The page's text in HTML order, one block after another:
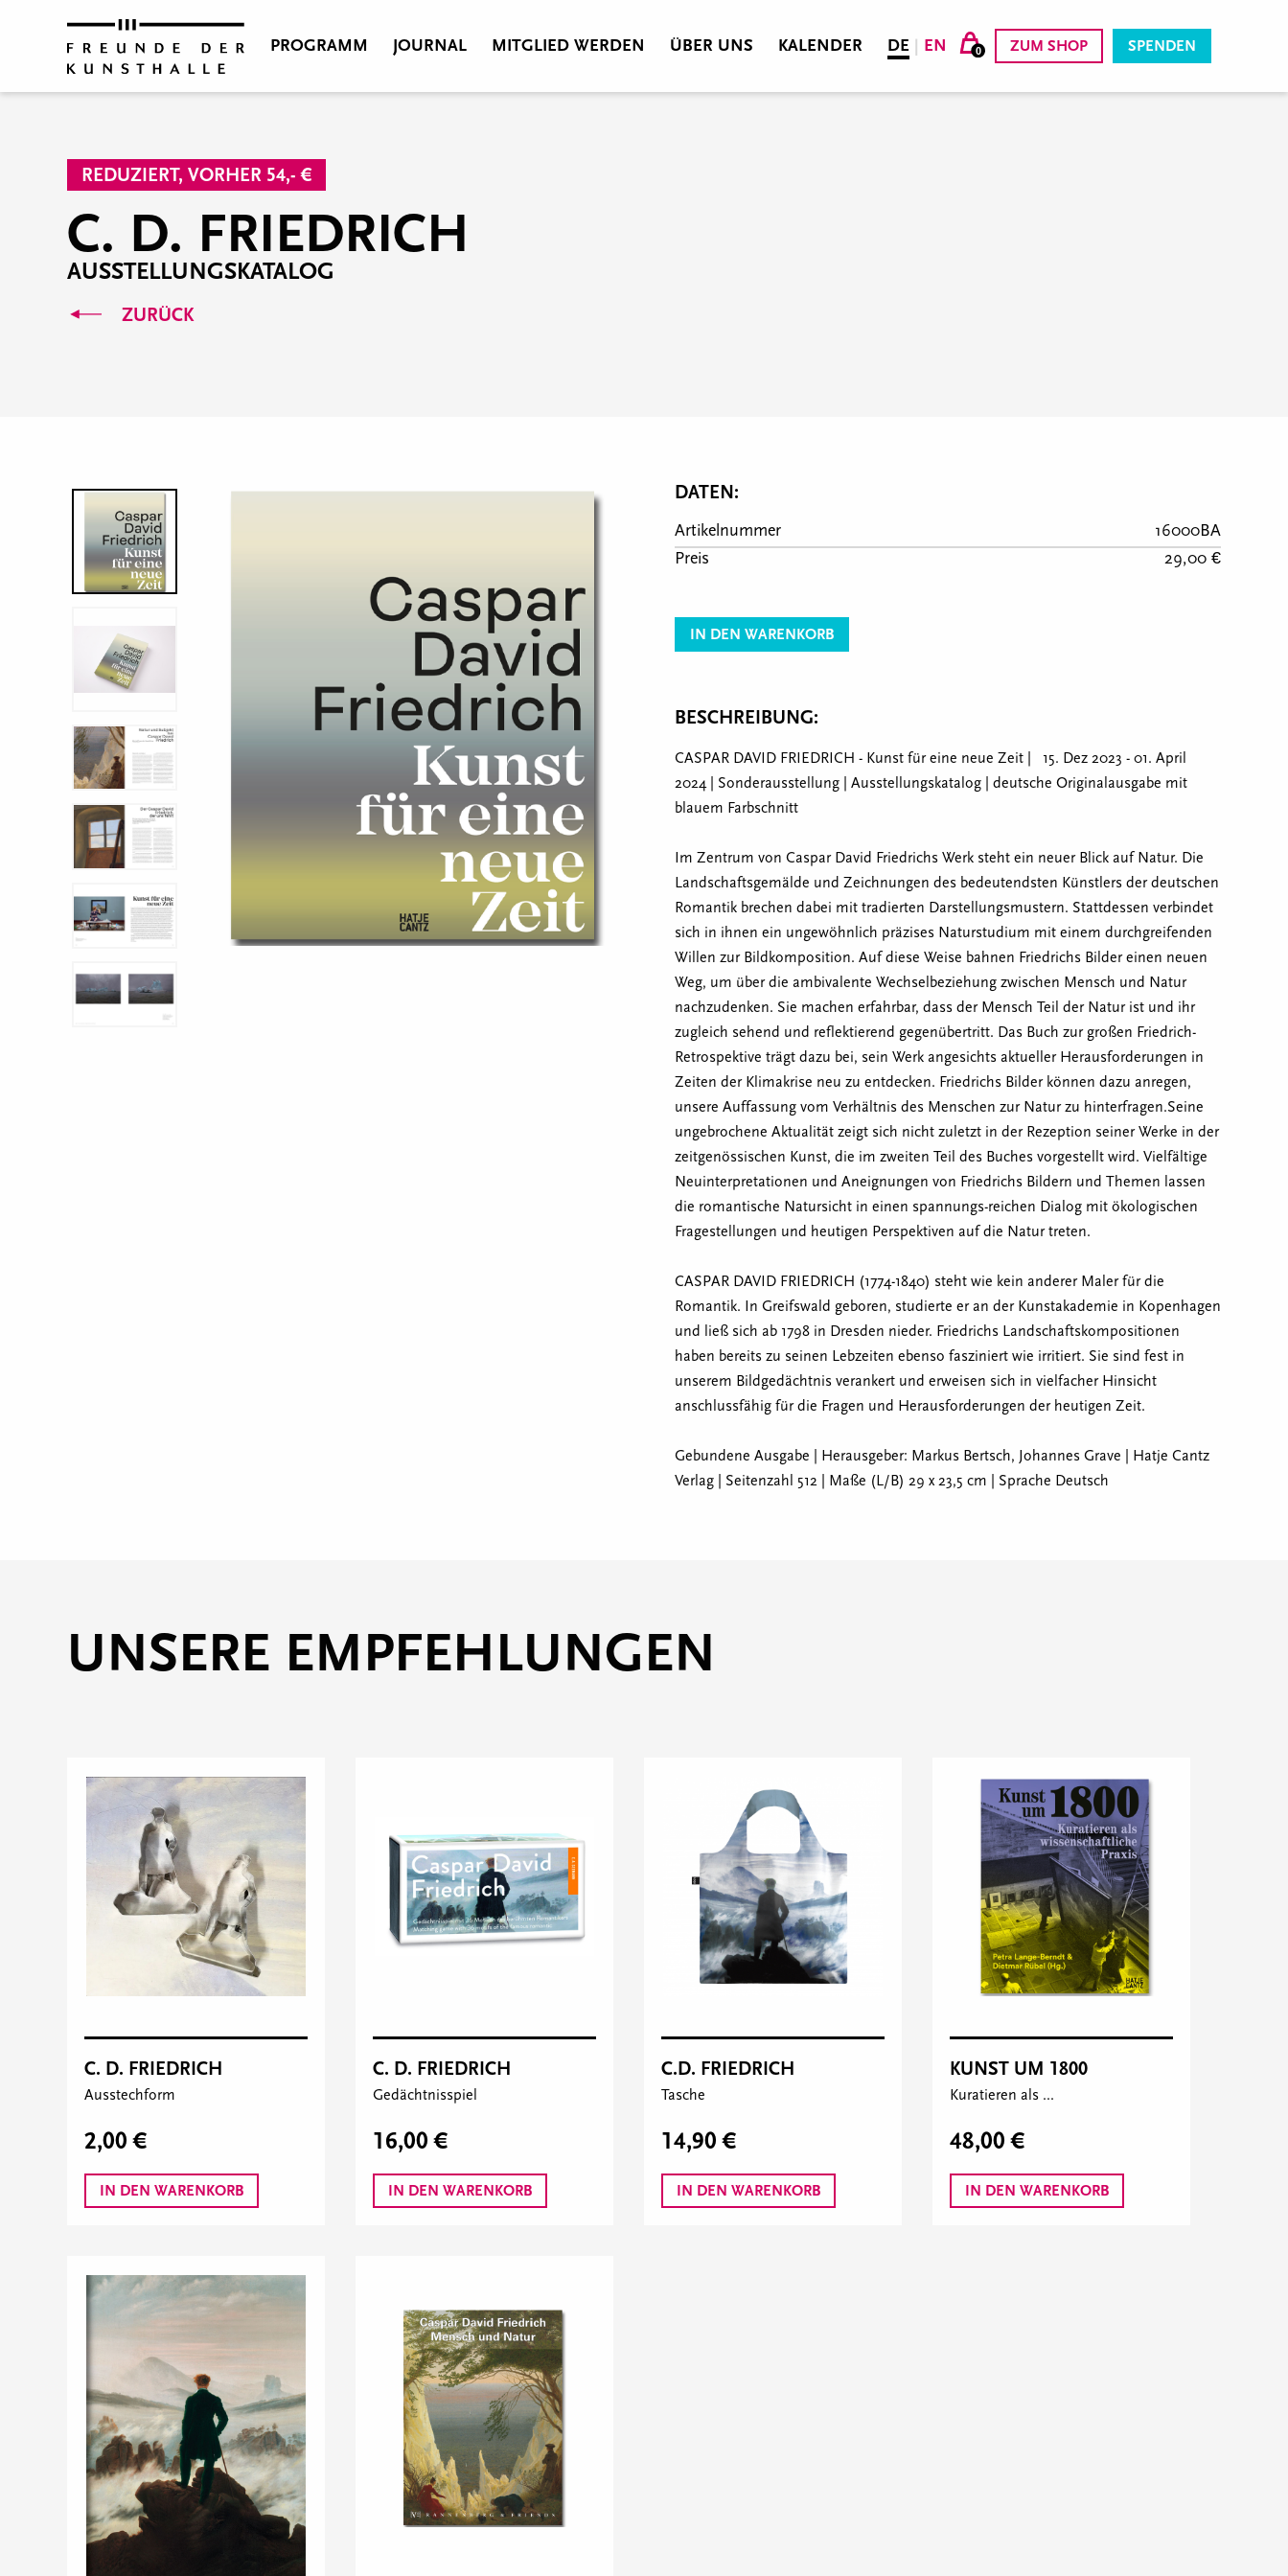
PROGRAMM JOURNAL MITGLIED WERDEN ÜBER UNS KALENDER DE EN 0 ZUM SHOP SPENDEN
REDUZIERT, VORHER 54,- €
C. D. FRIEDRICH
AUSSTELLUNGSKATALOG
ZURÜCK
DATEN:
Artikelnummer
16000BA
Preis
29,00 €
IN DEN WARENKORB
BESCHREIBUNG:
CASPAR DAVID FRIEDRICH - Kunst für eine neue Zeit | 15. Dez 2023 - 01. April
2024 | Sonderausstellung | Ausstellungskatalog | deutsche Originalausgabe mit
blauem Farbschnitt
Im Zentrum von Caspar David Friedrichs Werk steht ein neuer Blick auf Natur. Die
Landschaftsgemälde und Zeichnungen des bedeutendsten Künstlers der deutschen
Romantik brechen dabei mit tradierten Darstellungsmustern. Stattdessen verbindet
sich in ihnen ein ungewöhnlich präzises Naturstudium mit einem durchgreifenden
Willen zur Bildkomposition. Auf diese Weise bahnen Friedrichs Bilder einen neuen
Weg, um über die ambivalente Wechselbeziehung zwischen Mensch und Natur
nachzudenken. Sie machen erfahrbar, dass der Mensch Teil der Natur ist und ihr
zugleich sehend und reflektierend gegenübertritt. Das Buch zur großen Friedrich-
Retrospektive trägt dazu bei, sein Werk angesichts aktueller Herausforderungen in
Zeiten der Klimakrise neu zu entdecken. Friedrichs Bilder können dazu anregen,
unsere Auffassung vom Verhältnis des Menschen zur Natur zu hinterfragen.Seine
ungebrochene Aktualität zeigt sich nicht zuletzt in der Rezeption seiner Werke in der
zeitgenössischen Kunst, die im zweiten Teil des Buches vorgestellt wird. Vielfältige
Neuinterpretationen und Aneignungen von Friedrichs Bildern und Themen lassen
die romantische Natursicht in einen spannungs-reichen Dialog mit ökologischen
Fragestellungen und heutigen Perspektiven auf die Natur treten.
CASPAR DAVID FRIEDRICH (1774-1840) steht wie kein anderer Maler für die
Romantik. In Greifswald geboren, studierte er an der Kunstakademie in Kopenhagen
und ließ sich ab 1798 in Dresden nieder. Friedrichs Landschaftskompositionen
haben bereits zu seinen Lebzeiten ebenso fasziniert wie irritiert. Sie sind fest in
unserem Bildgedächtnis verankert und erweisen sich in vielfacher Hinsicht
anschlussfähig für die Fragen und Herausforderungen der heutigen Zeit.
Gebundene Ausgabe | Herausgeber: Markus Bertsch, Johannes Grave | Hatje Cantz
Verlag | Seitenzahl 512 | Maße (L/B) 29 x 23,5 cm | Sprache Deutsch
UNSERE EMPFEHLUNGEN
C. D. FRIEDRICH
Ausstechform
2,00 €
IN DEN WARENKORB
C. D. FRIEDRICH
Gedächtnisspiel
16,00 €
IN DEN WARENKORB
C.D. FRIEDRICH
Tasche
14,90 €
IN DEN WARENKORB
KUNST UM 1800
Kuratieren als ...
48,00 €
IN DEN WARENKORB